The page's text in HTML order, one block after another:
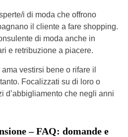
i di moda che offrono
il cliente a fare shopping.
di moda anche in
e retribuzione a piacere.
vestirsi bene o rifare il
Focalizzati su di loro o
d’abbigliamento che negli anni
– FAQ: domande e